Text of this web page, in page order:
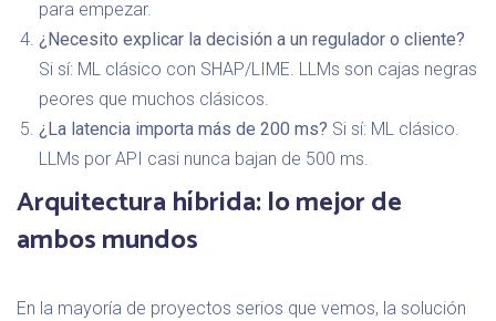
para empezar.
¿Necesito explicar la decisión a un regulador o cliente?
Si sí: ML clásico con SHAP/LIME. LLMs son cajas negras
peores que muchos clásicos.
¿La latencia importa más de 200 ms? Si sí: ML clásico.
LLMs por API casi nunca bajan de 500 ms.
Arquitectura híbrida: lo mejor de
ambos mundos
En la mayoría de proyectos serios que vemos, la solución